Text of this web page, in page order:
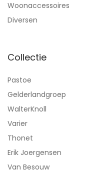
Woonaccessoires
Diversen
Collectie
Pastoe
Gelderlandgroep
WalterKnoll
Varier
Thonet
Erik Joergensen
Van Besouw